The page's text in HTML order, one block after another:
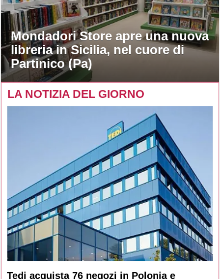
Mondadori Store apre una nuova
libreria in Sicilia, nel cuore di
Partinico (Pa)
LA NOTIZIA DEL GIORNO
Tedi acquista 76 negozi in Polonia e